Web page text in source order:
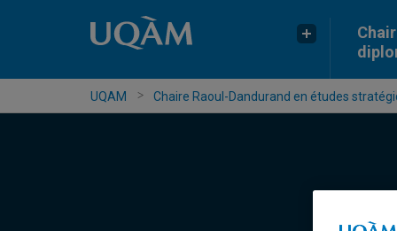
UQAM Chaire Raoul-Dandurand en études